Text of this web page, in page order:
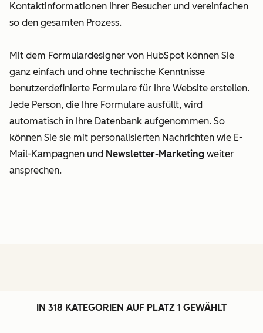
Kontaktinformationen Ihrer Besucher und vereinfachen
so den gesamten Prozess.
Mit dem Formulardesigner von HubSpot können Sie
ganz einfach und ohne technische Kenntnisse
benutzerdefinierte Formulare für Ihre Website erstellen.
Jede Person, die Ihre Formulare ausfüllt, wird
automatisch in Ihre Datenbank aufgenommen. So
können Sie sie mit personalisierten Nachrichten wie E-
Mail-Kampagnen und Newsletter-Marketing weiter
ansprechen.
IN 318 KATEGORIEN AUF PLATZ 1 GEWÄHLT